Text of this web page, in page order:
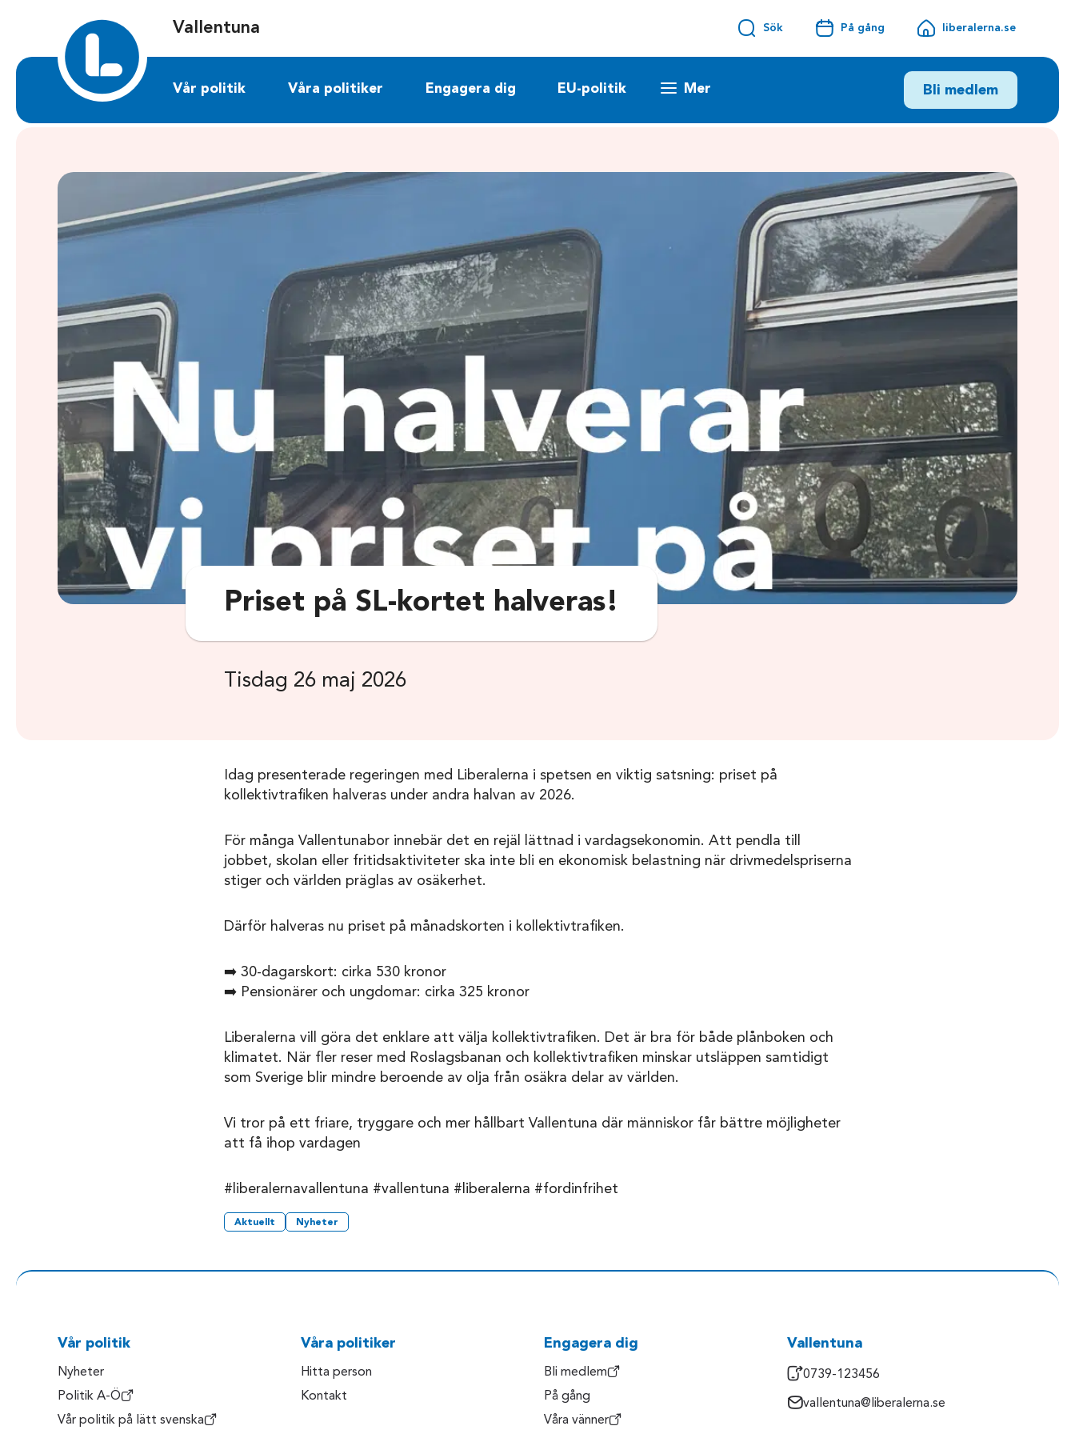
Vallentuna Sök På gång liberalerna.se
Vår politik Våra politiker Engagera dig EU-politik Mer Bli medlem
Priset på SL-kortet halveras!
Tisdag 26 maj 2026
Idag presenterade regeringen med Liberalerna i spetsen en viktig satsning: priset på
kollektivtrafiken halveras under andra halvan av 2026.
För många Vallentunabor innebär det en rejäl lättnad i vardagsekonomin. Att pendla till
jobbet, skolan eller fritidsaktiviteter ska inte bli en ekonomisk belastning när drivmedelspriserna
stiger och världen präglas av osäkerhet.
Därför halveras nu priset på månadskorten i kollektivtrafiken.
➡️ 30-dagarskort: cirka 530 kronor
➡️ Pensionärer och ungdomar: cirka 325 kronor
Liberalerna vill göra det enklare att välja kollektivtrafiken. Det är bra för både plånboken och
klimatet. När fler reser med Roslagsbanan och kollektivtrafiken minskar utsläppen samtidigt
som Sverige blir mindre beroende av olja från osäkra delar av världen.
Vi tror på ett friare, tryggare och mer hållbart Vallentuna där människor får bättre möjligheter
att få ihop vardagen
#liberalernavallentuna #vallentuna #liberalerna #fordinfrihet
Aktuellt Nyheter
Vår politik
Nyheter
Politik A-Ö
Vår politik på lätt svenska
Våra politiker
Hitta person
Kontakt
Engagera dig
Bli medlem
På gång
Våra vänner
Vallentuna
0739-123456
vallentuna@liberalerna.se